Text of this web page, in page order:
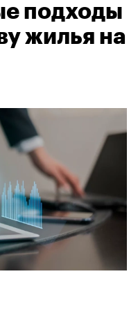
подходы
жилья на